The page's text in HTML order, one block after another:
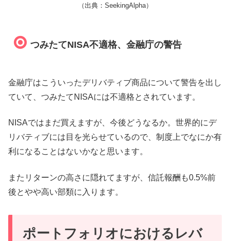
（出典：SeekingAlpha）
つみたてNISA不適格、金融庁の警告
金融庁はこういったデリバティブ商品について警告を出し
ていて、つみたてNISAには不適格とされています。
NISAではまだ買えますが、今後どうなるか。世界的にデ
リバティブには目を光らせているので、制度上でなにか有
利になることはないかなと思います。
またリターンの高さに隠れてますが、信託報酬も0.5%前
後とやや高い部類に入ります。
ポートフォリオにおけるレバ